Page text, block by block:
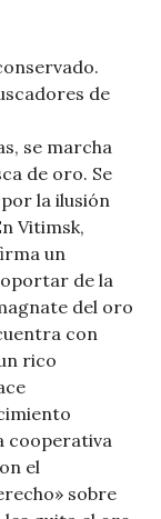
de
se marcha
de oro. Se
la ilusión
Vitimsk,
un
de la
del oro
con
rico
cooperativa
el
sobre